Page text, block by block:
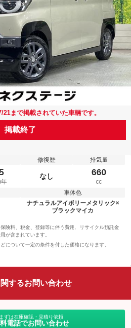
まで掲載されていた車輛です。
掲載終了
修復歴
なし
排気量
660
cc
車体色
ナチュラルアイボリーメタリック×
ブラックマイカ
険料、税金、登録等に伴う費用、リサイクル預託金
が含まれています。
について一定の条件を付した価格になります。
するお問い合わせ
まずは在庫確認・見積り依頼
電話でお問い合わせ